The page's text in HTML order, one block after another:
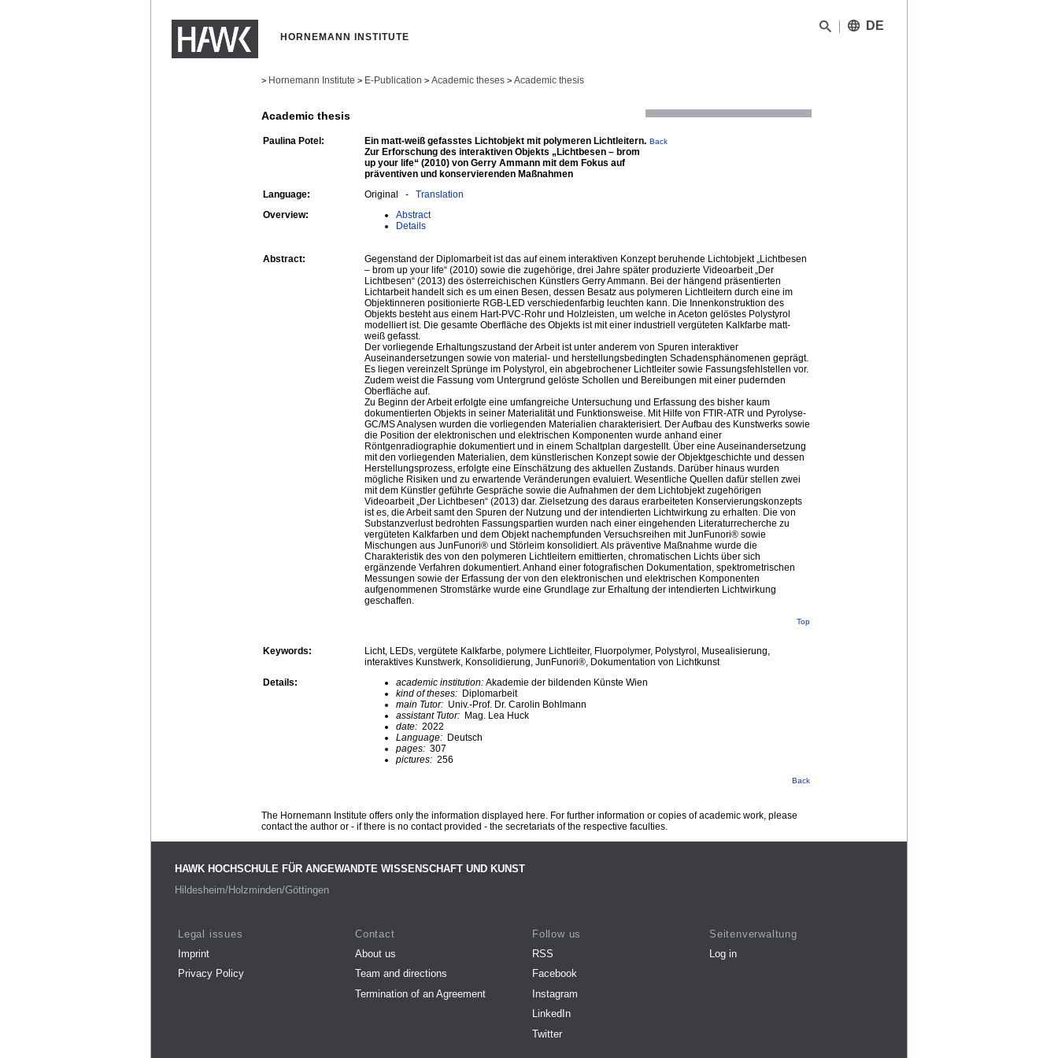
HORNEMANN INSTITUTE
DE
> Hornemann Institute > E-Publication > Academic theses > Academic thesis
Academic thesis
Paulina Potel:
Ein matt-weiß gefasstes Lichtobjekt mit polymeren Lichtleitern.
Zur Erforschung des interaktiven Objekts „Lichtbesen – brom
up your life“ (2010) von Gerry Ammann mit dem Fokus auf
präventiven und konservierenden Maßnahmen
Back
Language: Original - Translation
Overview:
Abstract
Details
Abstract:
Gegenstand der Diplomarbeit ist das auf einem interaktiven Konzept beruhende Lichtobjekt „Lichtbesen
– brom up your life“ (2010) sowie die zugehörige, drei Jahre später produzierte Videoarbeit „Der
Lichtbesen“ (2013) des österreichischen Künstlers Gerry Ammann. Bei der hängend präsentierten
Lichtarbeit handelt sich es um einen Besen, dessen Besatz aus polymeren Lichtleitern durch eine im
Objektinneren positionierte RGB-LED verschiedenfarbig leuchten kann. Die Innenkonstruktion des
Objekts besteht aus einem Hart-PVC-Rohr und Holzleisten, um welche in Aceton gelöstes Polystyrol
modelliert ist. Die gesamte Oberfläche des Objekts ist mit einer industriell vergüteten Kalkfarbe matt-
weiß gefasst.
Der vorliegende Erhaltungszustand der Arbeit ist unter anderem von Spuren interaktiver
Auseinandersetzungen sowie von material- und herstellungsbedingten Schadensphänomenen geprägt.
Es liegen vereinzelt Sprünge im Polystyrol, ein abgebrochener Lichtleiter sowie Fassungsfehlstellen vor.
Zudem weist die Fassung vom Untergrund gelöste Schollen und Bereibungen mit einer pudernden
Oberfläche auf.
Zu Beginn der Arbeit erfolgte eine umfangreiche Untersuchung und Erfassung des bisher kaum
dokumentierten Objekts in seiner Materialität und Funktionsweise. Mit Hilfe von FTIR-ATR und Pyrolyse-
GC/MS Analysen wurden die vorliegenden Materialien charakterisiert. Der Aufbau des Kunstwerks sowie
die Position der elektronischen und elektrischen Komponenten wurde anhand einer
Röntgenradiographie dokumentiert und in einem Schaltplan dargestellt. Über eine Auseinandersetzung
mit den vorliegenden Materialien, dem künstlerischen Konzept sowie der Objektgeschichte und dessen
Herstellungsprozess, erfolgte eine Einschätzung des aktuellen Zustands. Darüber hinaus wurden
mögliche Risiken und zu erwartende Veränderungen evaluiert. Wesentliche Quellen dafür stellen zwei
mit dem Künstler geführte Gespräche sowie die Aufnahmen der dem Lichtobjekt zugehörigen
Videoarbeit „Der Lichtbesen“ (2013) dar. Zielsetzung des daraus erarbeiteten Konservierungskonzepts
ist es, die Arbeit samt den Spuren der Nutzung und der intendierten Lichtwirkung zu erhalten. Die von
Substanzverlust bedrohten Fassungspartien wurden nach einer eingehenden Literaturrecherche zu
vergüteten Kalkfarben und dem Objekt nachempfunden Versuchsreihen mit JunFunori® sowie
Mischungen aus JunFunori® und Störleim konsolidiert. Als präventive Maßnahme wurde die
Charakteristik des von den polymeren Lichtleitern emittierten, chromatischen Lichts über sich
ergänzende Verfahren dokumentiert. Anhand einer fotografischen Dokumentation, spektrometrischen
Messungen sowie der Erfassung der von den elektronischen und elektrischen Komponenten
aufgenommenen Stromstärke wurde eine Grundlage zur Erhaltung der intendierten Lichtwirkung
geschaffen.
Top
Keywords:
Licht, LEDs, vergütete Kalkfarbe, polymere Lichtleiter, Fluorpolymer, Polystyrol, Musealisierung,
interaktives Kunstwerk, Konsolidierung, JunFunori®, Dokumentation von Lichtkunst
Details:
academic institution: Akademie der bildenden Künste Wien
kind of theses: Diplomarbeit
main Tutor: Univ.-Prof. Dr. Carolin Bohlmann
assistant Tutor: Mag. Lea Huck
date: 2022
Language: Deutsch
pages: 307
pictures: 256
Back
The Hornemann Institute offers only the information displayed here. For further information or copies of academic work, please
contact the author or - if there is no contact provided - the secretariats of the respective faculties.
HAWK HOCHSCHULE FÜR ANGEWANDTE WISSENSCHAFT UND KUNST
Hildesheim/Holzminden/Göttingen
Legal issues
Imprint
Privacy Policy
Contact
About us
Team and directions
Termination of an Agreement
Follow us
RSS
Facebook
Instagram
LinkedIn
Twitter
Seitenverwaltung
Log in